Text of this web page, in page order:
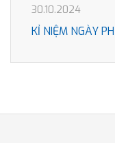
30.10.2024
KỈ NIỆM NGÀY